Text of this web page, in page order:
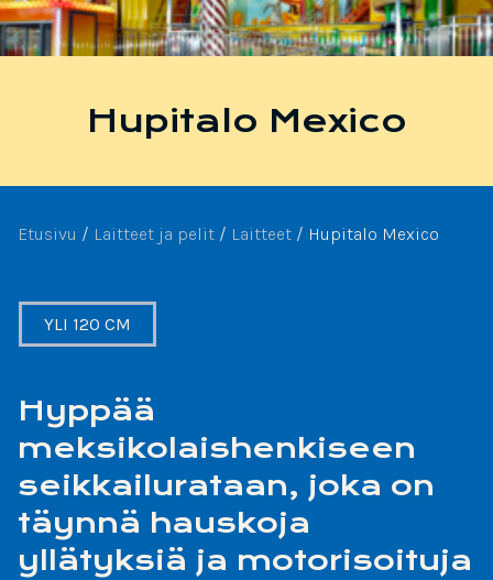
Hupitalo Mexico
Etusivu / Laitteet ja pelit / Laitteet / Hupitalo­ Mexico
YLI 120 CM
Hyppää
meksikolaishenkiseen
seikkailurataan, joka on
täynnä hauskoja
yllätyksiä ja motorisoituja